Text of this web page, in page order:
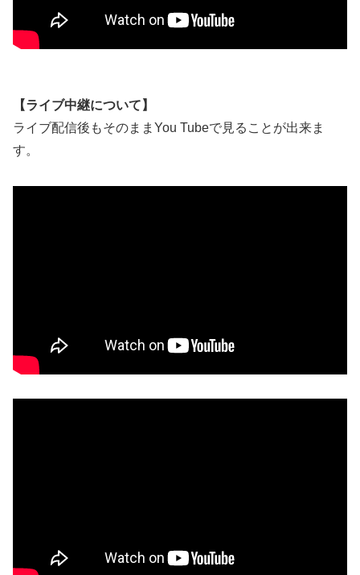
【ライブ中継について】
ライブ配信後もそのままYou Tubeで見ることが出来ま
す。